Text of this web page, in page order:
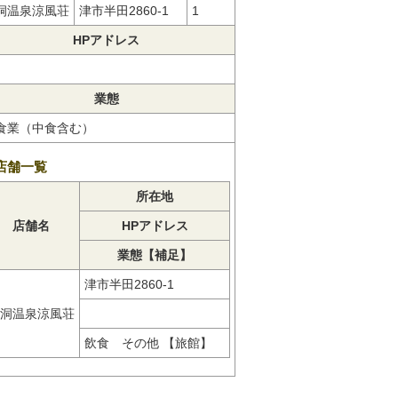
温泉涼風荘 津市半田2860-1 1
HPアドレス
業態
業（中食含む）
舗一覧
店舗名
所在地
HPアドレス
業態【補足】
温泉涼風荘
津市半田2860-1
飲食 その他 【旅館】